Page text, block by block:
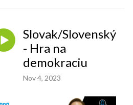
Slovak/Slovenský
- Hra na
demokraciu
Nov 4, 2023